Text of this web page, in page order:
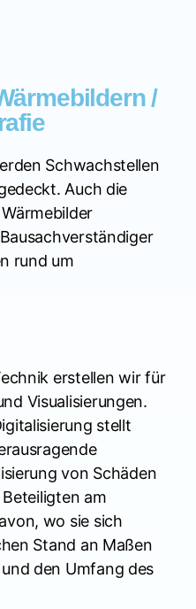
/
Schwachstellen
Auch die
rund um
erstellen wir für
Visualisierungen.
stellt
von Schäden
am
wo sie sich
Stand an Maßen
den Umfang des